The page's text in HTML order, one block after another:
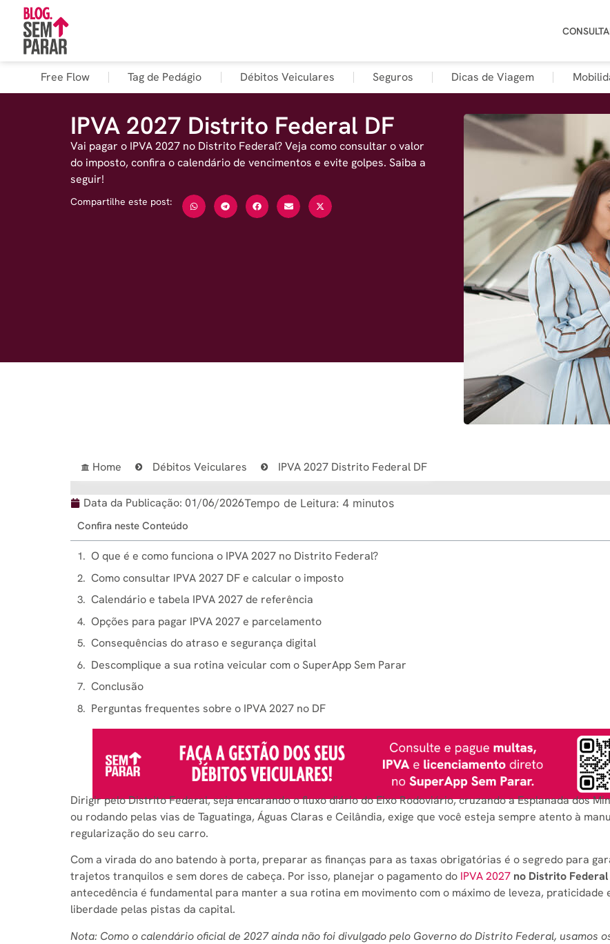
Free Flow Tag de Pedágio Débitos Veiculares Seguros Dicas de Viagem
IPVA 2027 Distrito Federal DF
Vai pagar o IPVA 2027 no Distrito Federal? Veja como consultar o valor
do imposto, confira o calendário de vencimentos e evite golpes. Saiba a
seguir!
Compartilhe este post:
Home Débitos Veiculares IPVA 2027 Distrito Federal DF
Data da Publicação: 01/06/2026Tempo de Leitura: 4 minutos
Confira neste Conteúdo
O que é e como funciona o IPVA 2027 no Distrito Federal?
Como consultar IPVA 2027 DF e calcular o imposto
Calendário e tabela IPVA 2027 de referência
Opções para pagar IPVA 2027 e parcelamento
Consequências do atraso e segurança digital
Descomplique a sua rotina veicular com o SuperApp Sem Parar
Conclusão
Perguntas frequentes sobre o IPVA 2027 no DF
Dirigir pelo Distrito Federal, seja encarando o fluxo diário do Eixo Rodoviário, cruzando a Esplanada dos
ou rodando pelas vias de Taguatinga, Águas Claras e Ceilândia, exige que você esteja sempre atento à
regularização do seu carro.
Com a virada do ano batendo à porta, preparar as finanças para as taxas obrigatórias é o segredo para
trajetos tranquilos e sem dores de cabeça. Por isso, planejar o pagamento do IPVA 2027 no Distrito Federal
antecedência é fundamental para manter a sua rotina em movimento com o máximo de leveza, praticidade
liberdade pelas pistas da capital.
Nota: Como o calendário oficial de 2027 ainda não foi divulgado pelo Governo do Distrito Federal, usamos